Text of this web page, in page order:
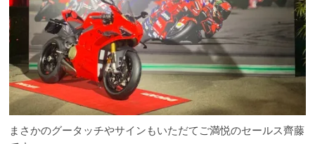
まさかのグータッチやサインもいただてご満悦のセールス齊藤